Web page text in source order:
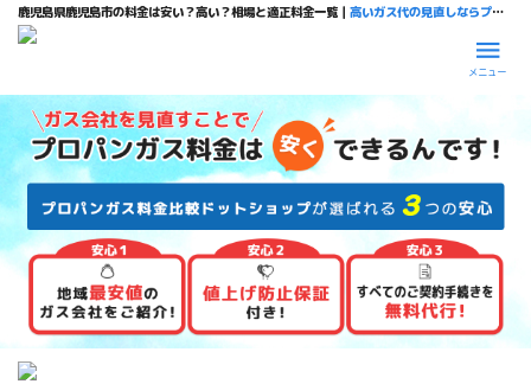
鹿児島県鹿児島市の料金は安い？高い？相場と適正料金一覧｜ 高いガス代の見直しならプロパンガス料金比較ドットショップ
メニュー